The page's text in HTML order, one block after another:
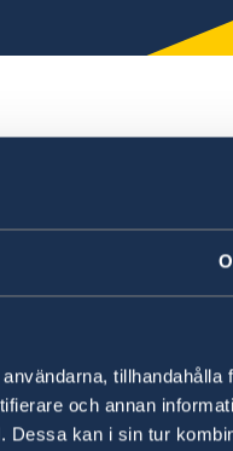
tillhandahålla
och annan
kan i sin tur
you must have
permit for studies
.